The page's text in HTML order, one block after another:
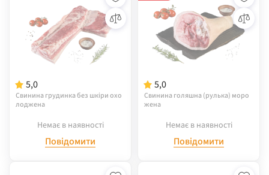
5,0
Свинина грудинка без шкіри охо
лоджена
Немає в наявності
Повідомити
5,0
Свинина голяшна (рулька) моро
жена
Немає в наявності
Повідомити